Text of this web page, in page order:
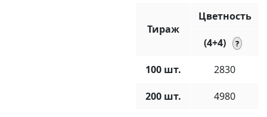
Тираж
Цветность
(4+4)
100 шт. 2830
200 шт. 4980